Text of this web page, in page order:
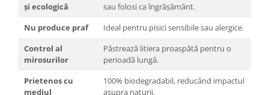
și ecologică
sau folosi ca îngrășământ.
Nu produce praf
Ideal pentru pisici sensibile sau alergice.
Control al
mirosurilor
Păstrează litiera proaspătă pentru o
perioadă lungă.
Prietenos cu
mediul
100% biodegradabil, reducând impactul
asupra naturii.